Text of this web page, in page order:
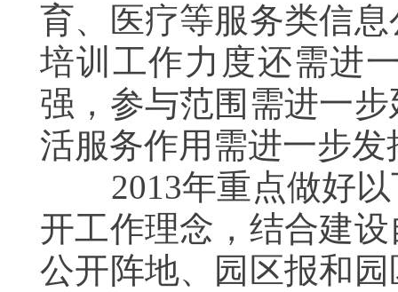
育、医疗等服务类信
培训工作力度还需进
强，参与范围需进一
活服务作用需进一步发
2013年重点做好
开工作理念，结合建
公开阵地、园区报和